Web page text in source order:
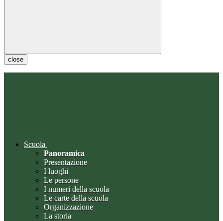
close
Scuola
Panoramica
Presentazione
I luoghi
Le persone
I numeri della scuola
Le carte della scuola
Organizzazione
La storia